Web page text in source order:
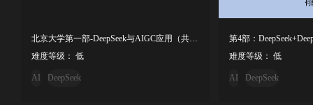
北京大学第一部-DeepSeek与AIGC应用（共99页）
难度等级： 低
AI DeepSeek
难度等级： 低
AI DeepSeek